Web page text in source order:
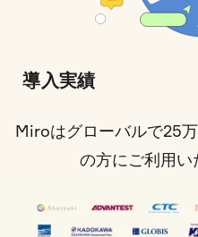
導入実績
Miroはグローバルで25
の方にご利用い